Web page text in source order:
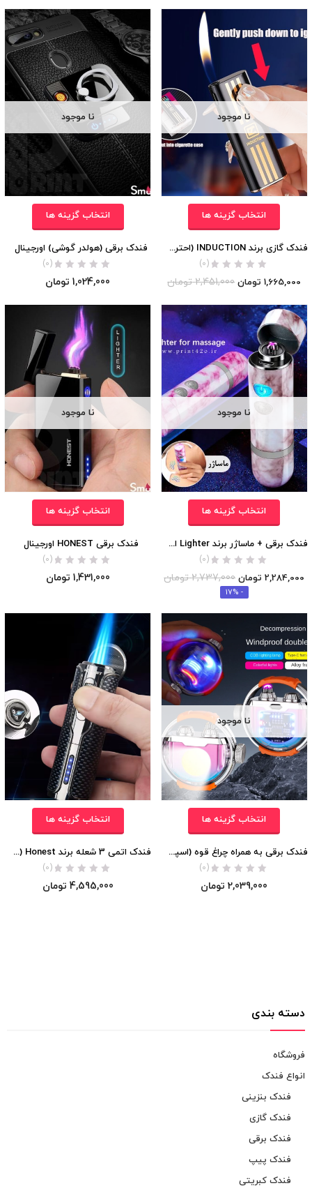
نا موجود
انتخاب گزینه ها
فندک گازی برند INDUCTION (احتراق برقی) اورجینال
(0)
1,665,000 تومان 2,451,000 تومان
نا موجود
انتخاب گزینه ها
فندک برقی (هولدر گوشی) اورجینال
(0)
1,024,000 تومان
نا موجود
انتخاب گزینه ها
فندک برقی + ماساژر برند Lighter اورجینال
(0)
2,284,000 تومان 2,737,000 تومان
- 17%
نا موجود
انتخاب گزینه ها
فندک برقی HONEST اورجینال
(0)
1,431,000 تومان
نا موجود
انتخاب گزینه ها
فندک برقی به همراه چراغ قوه (اسپینری برند Lighter) اورجینال
(0)
2,039,000 تومان
انتخاب گزینه ها
فندک اتمی 3 شعله برند Honest (احتراق برقی) اورجینال
(0)
4,595,000 تومان
دسته بندی
فروشگاه
انواع فندک
فندک بنزینی
فندک گازی
فندک برقی
فندک پیپ
فندک کبریتی